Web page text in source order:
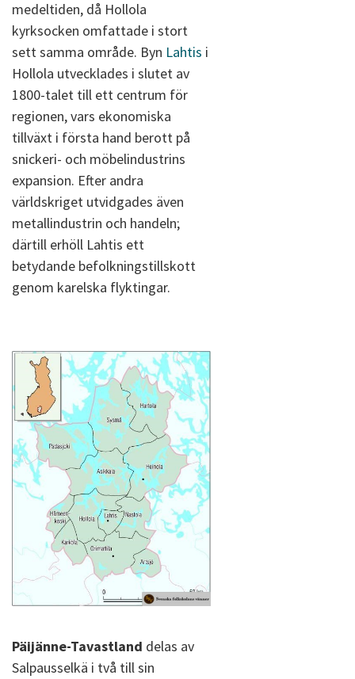
medeltiden, då Hollola
kyrksocken omfattade i stort
sett samma område. Byn Lahtis i
Hollola utvecklades i slutet av
1800-talet till ett centrum för
regionen, vars ekonomiska
tillväxt i första hand berott på
snickeri- och möbelindustrins
expansion. Efter andra
världskriget utvidgades även
metallindustrin och handeln;
därtill erhöll Lahtis ett
betydande befolkningstillskott
genom karelska flyktingar.
Päijänne-Tavastland delas av
Salpausselkä i två till sin